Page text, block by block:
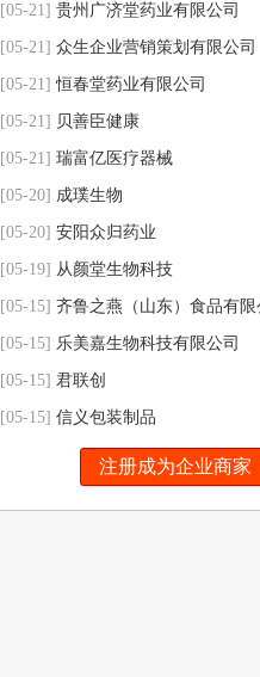
[05-21] 贵州广济堂药业有限公司
[05-21] 众生企业营销策划有限公司
[05-21] 恒春堂药业有限公司
[05-21] 贝善臣健康
[05-21] 瑞富亿医疗器械
[05-20] 成璞生物
[05-20] 安阳众归药业
[05-19] 从颜堂生物科技
[05-15] 齐鲁之燕（山东）食品有限
[05-15] 乐美嘉生物科技有限公司
[05-15] 君联创
[05-15] 信义包装制品
注册成为企业商家